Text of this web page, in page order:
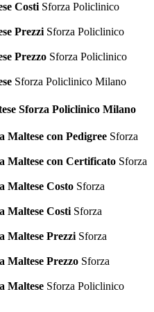
Costi Sforza Policlinico
Prezzi Sforza Policlinico
Prezzo Sforza Policlinico
Sforza Policlinico Milano
Sforza Policlinico Milano
Maltese con Pedigree Sforza
Maltese con Certificato Sforza
Maltese Costo Sforza
Maltese Costi Sforza
Maltese Prezzi Sforza
Maltese Prezzo Sforza
Maltese Sforza Policlinico